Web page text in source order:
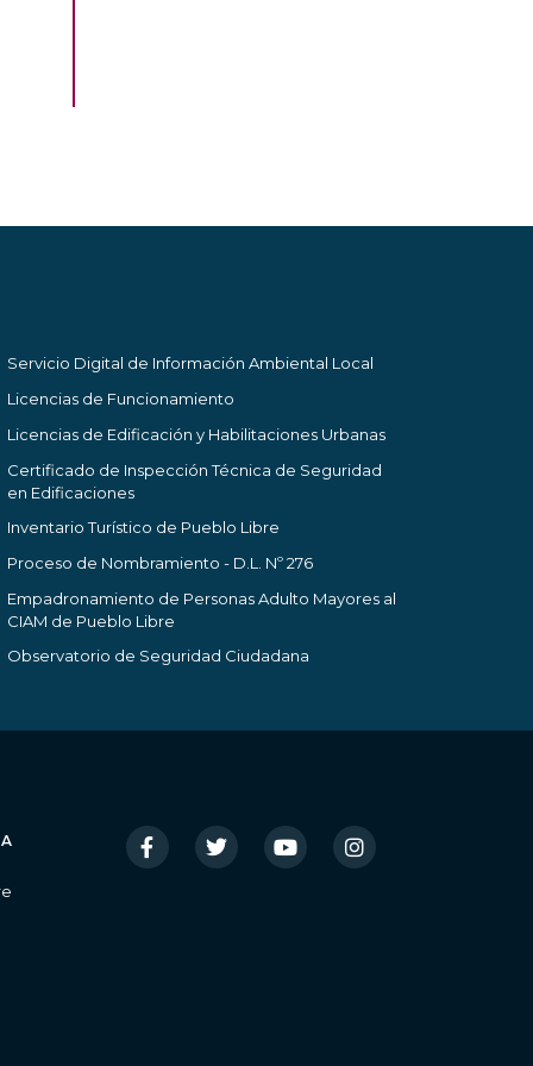
Servicio Digital de Información Ambiental Local
Licencias de Funcionamiento
Licencias de Edificación y Habilitaciones Urbanas
Certificado de Inspección Técnica de Seguridad
en Edificaciones
Inventario Turístico de Pueblo Libre
Proceso de Nombramiento - D.L. Nº 276
Empadronamiento de Personas Adulto Mayores al
CIAM de Pueblo Libre
Observatorio de Seguridad Ciudadana